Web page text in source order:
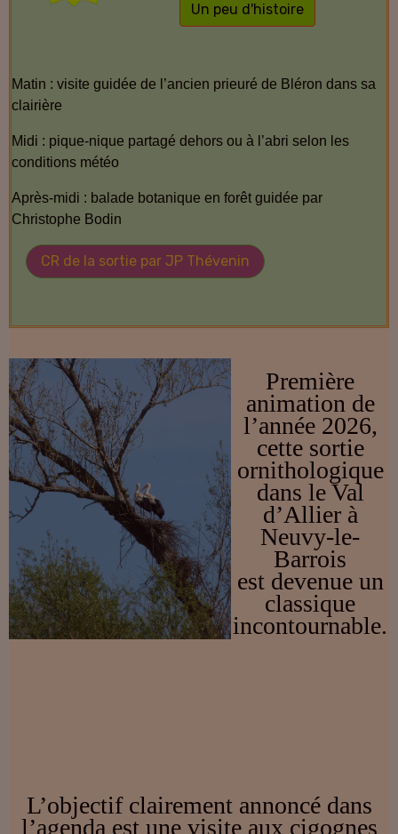
Un peu d'histoire
Matin : visite guidée de l’ancien prieuré de Bléron dans sa
clairière
Midi : pique-nique partagé dehors ou à l’abri selon les
conditions météo
Après-midi : balade botanique en forêt guidée par
Christophe Bodin
CR de la sortie par JP Thévenin
Première
animation de
l’année 2026,
cette sortie
ornithologique
dans le Val
d’Allier à
Neuvy-le-
Barrois
est devenue un
classique
incontournable.
L’objectif clairement annoncé dans
l’agenda est une visite aux cigognes